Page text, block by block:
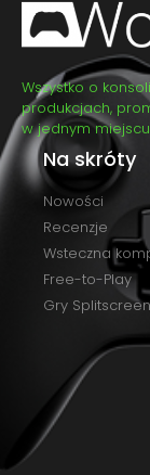
Wszystko o
produkcjach,
w jednym
Na skróty
Nowości
Recenzje
Wsteczna
Free-to-Play
Gry Splitscreen